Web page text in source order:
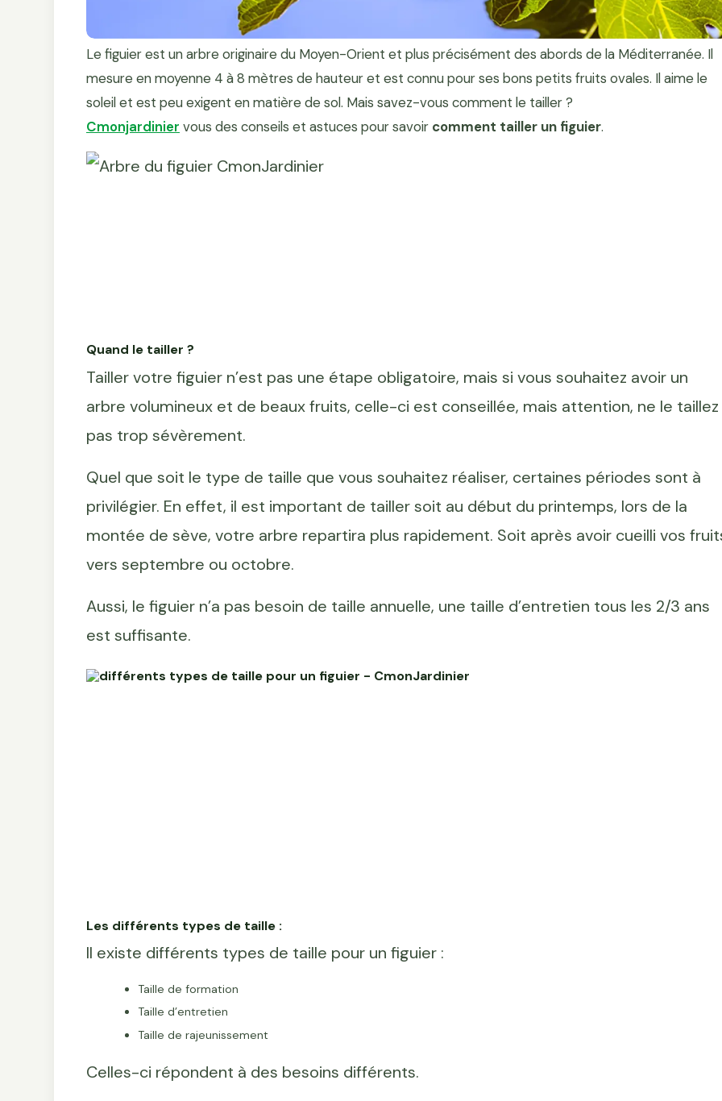
Le figuier est un arbre originaire du Moyen-Orient et plus précisément des abords de la Méditerranée. Il
mesure en moyenne 4 à 8 mètres de hauteur et est connu pour ses bons petits fruits ovales. Il aime le
soleil et est peu exigent en matière de sol. Mais savez-vous comment le tailler ?
Cmonjardinier vous des conseils et astuces pour savoir comment tailler un figuier.
Quand le tailler ?
Tailler votre figuier n’est pas une étape obligatoire, mais si vous souhaitez avoir un
arbre volumineux et de beaux fruits, celle-ci est conseillée, mais attention, ne le taillez
pas trop sévèrement.
Quel que soit le type de taille que vous souhaitez réaliser, certaines périodes sont à
privilégier. En effet, il est important de tailler soit au début du printemps, lors de la
montée de sève, votre arbre repartira plus rapidement. Soit après avoir cueilli vos
vers septembre ou octobre.
Aussi, le figuier n’a pas besoin de taille annuelle, une taille d’entretien tous les 2/3 ans
est suffisante.
Les différents types de taille :
Il existe différents types de taille pour un figuier :
Taille de formation
Taille d’entretien
Taille de rajeunissement
Celles-ci répondent à des besoins différents.